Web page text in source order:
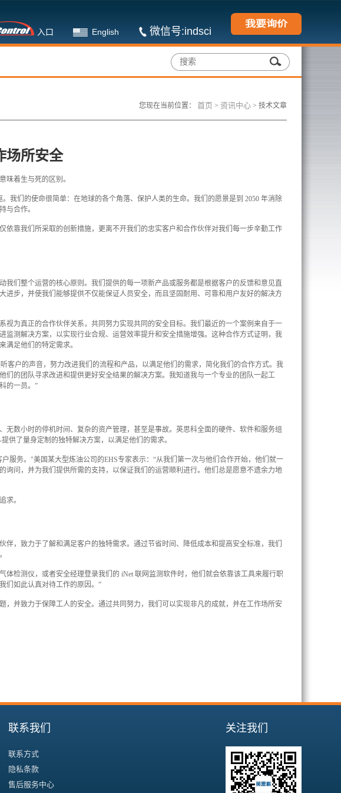
入口 English 微信号:indsci
您现在当前位置： 首页 > 资讯中心> 技术文章
场所安全
味着生与死的区别。
我们的使命很简单：在地球的各个角落、保护人类的生命。我们的愿景是到 2050 年消除
与合作。
依靠我们所采取的创新措施，更离不开我们的忠实客户和合作伙伴对我们每一步辛勤工作
我们整个运营的核心原则。我们提供的每一项新产品或服务都是根据客户的反馈和意见直
进步，并使我们能够提供不仅能保证人员安全，而且坚固耐用、可靠和用户友好的解决方
视为真正的合作伙伴关系，共同努力实现共同的安全目标。我们最近的一个案例来自于一
监测解决方案，以实现行业合规、运营效率提升和安全措施增强。这种合作方式证明，我
满足他们的特定需求。
客户的声音，努力改进我们的流程和产品，以满足他们的需求，简化我们的合作方式。我
们的团队寻求改进和提供更好安全结果的解决方案。我知道我与一个专业的团队一起工
的一员。”
无数小时的停机时间、复杂的资产管理，甚至是事故。英思科全面的硬件、软件和服务组
供了量身定制的独特解决方案，以满足他们的需求。
服务。"美国某大型炼油公司的EHS专家表示：“从我们第一次与他们合作开始，他们就一
询问，并为我们提供所需的支持，以保证我们的运营顺利进行。他们总是愿意不遗余力地
求。
，致力于了解和满足客户的独特需求。通过节省时间、降低成本和提高安全标准，我们
体检测仪，或者安全经理登录我们的 iNet 联网监测软件时，他们就会依靠该工具来履行职
们如此认真对待工作的原因。”
，并致力于保障工人的安全。通过共同努力，我们可以实现非凡的成就，并在工作场所安
联系我们
联系方式
隐私条款
售后服务中心
关注我们